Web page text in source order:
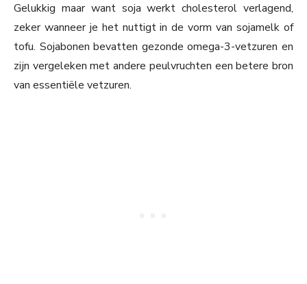
Gelukkig maar want soja werkt cholesterol verlagend,
zeker wanneer je het nuttigt in de vorm van sojamelk of
tofu. Sojabonen bevatten gezonde omega-3-vetzuren en
zijn vergeleken met andere peulvruchten een betere bron
van essentiële vetzuren.